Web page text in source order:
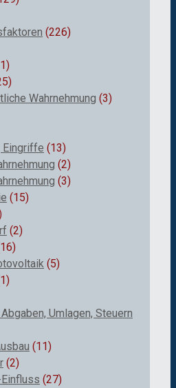
(226)
Wahrnehmung (3)
(13)
(2)
(3)
(15)
(2)
(5)
Umlagen, Steuern
(11)
(2)
(27)